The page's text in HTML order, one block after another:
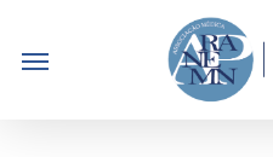
main
Menu